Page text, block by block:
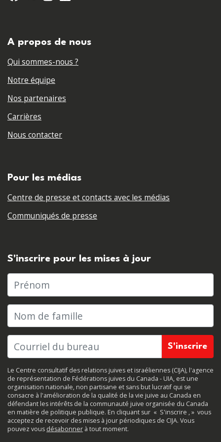
A propos de nous
Qui sommes-nous ?
Notre équipe
Nos partenaires
Carrières
Nous contacter
Pour les médias
Centre de presse et contacts avec les médias
Communiqués de presse
S'inscrire pour les mises à jour
Prénom
Nom de famille
Le Centre consultatif des relations juives et israéliennes (CIJA), l'agence
de représentation de Fédérations juives du Canada - UIA, est une
organisation nationale, non partisane et sans but lucratif qui se
consacre à l'amélioration de la qualité de la vie juive au Canada en
défendant les intérêts de la communauté juive organisée du Canada
en matière de politique publique. En cliquant sur « S'inscrire , » vous
acceptez de recevoir des mises à jour périodiques de CIJA. Vous
pouvez vous désabonner à tout moment.